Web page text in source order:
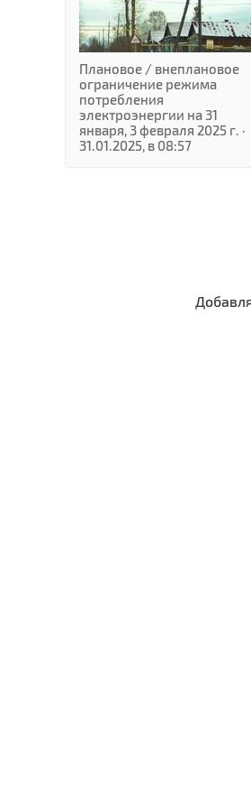
Плановое / внеплановое
ограничение режима
потребления
электроэнергии на 31
января, 3 февраля 2025 г. ·
31.01.2025, в 08:57